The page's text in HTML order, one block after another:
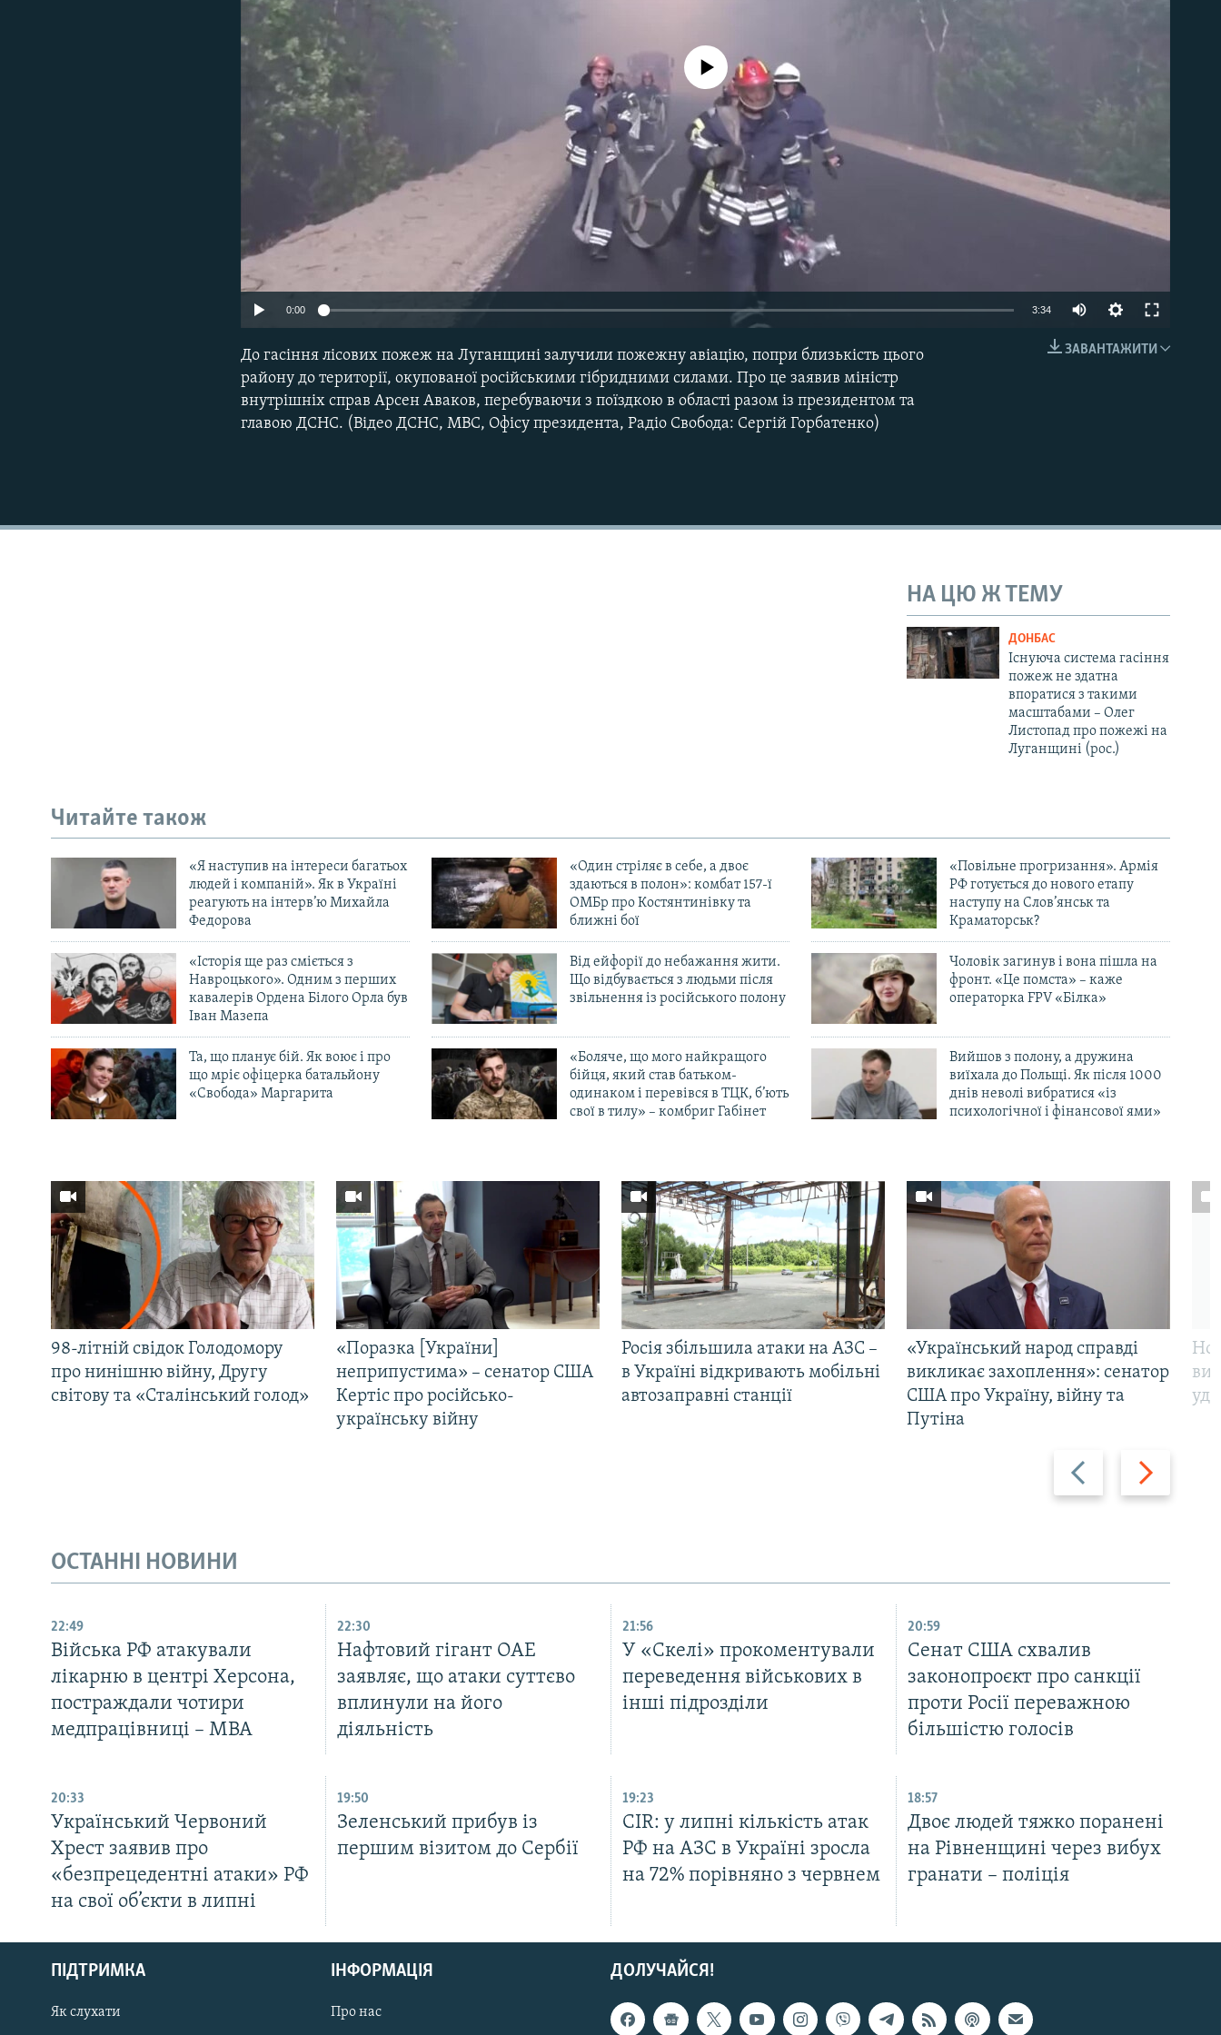
РУС
No media source currently available
0:00 3:34
ЗАВАНТАЖИТИ
До гасіння лісових пожеж на Луганщині залучили пожежну авіацію, попри близькість цього
району до території, окупованої російськими гібридними силами. Про це заявив міністр
внутрішніх справ Арсен Аваков, перебуваючи з поїздкою в області разом із президентом та
главою ДСНС. (Відео ДСНС, МВС, Офісу президента, Радіо Свобода: Сергій Горбатенко)
НА ЦЮ Ж ТЕМУ
ДОНБАС
Існуюча система гасіння
пожеж не здатна
впоратися з такими
масштабами – Олег
Листопад про пожежі на
Луганщині (рос.)
Читайте також
«Я наступив на інтереси багатьох
людей і компаній». Як в Україні
реагують на інтерв’ю Михайла
Федорова
«Один стріляє в себе, а двоє
здаються в полон»: комбат 157-ї
ОМБр про Костянтинівку та
ближні бої
«Повільне прогризання». Армія
РФ готується до нового етапу
наступу на Слов’янськ та
Краматорськ?
«Історія ще раз сміється з
Навроцького». Одним з перших
кавалерів Ордена Білого Орла був
Іван Мазепа
Від ейфорії до небажання жити.
Що відбувається з людьми після
звільнення із російського полону
Чоловік загинув і вона пішла на
фронт. «Це помста» – каже
операторка FPV «Білка»
Та, що планує бій. Як воює і про
що мріє офіцерка батальйону
«Свобода» Маргарита
«Боляче, що мого найкращого
бійця, який став батьком-
одинаком і перевівся в ТЦК, б’ють
свої в тилу» – комбриг Габінет
Вийшов з полону, а дружина
виїхала до Польщі. Як після 1000
днів неволі вибратися «із
психологічної і фінансової ями»
Назад Вперед
98-літній свідок Голодомору
про нинішню війну, Другу
світову та «Сталінський голод»
«Поразка [України]
неприпустима» – сенатор США
Кертіс про російсько-
українську війну
Росія збільшила атаки на АЗС –
в Україні відкривають мобільні
автозаправні станції
«Український народ справді
викликає захоплення»: сенатор
США про Україну, війну та
Путіна
ОСТАННІ НОВИНИ
22:49
Війська РФ атакували
лікарню в центрі Херсона,
постраждали чотири
медпрацівниці – МВА
22:30
Нафтовий гігант ОАЕ
заявляє, що атаки суттєво
вплинули на його
діяльність
21:56
У «Скелі» прокоментували
переведення військових в
інші підрозділи
20:59
Cенат США схвалив
законопроєкт про санкції
проти Росії переважною
більшістю голосів
20:33
Український Червоний
Хрест заявив про
«безпрецедентні атаки» РФ
на свої об’єкти в липні
19:50
Зеленський прибув із
першим візитом до Сербії
19:23
CIR: у липні кількість атак
РФ на АЗС в Україні зросла
на 72% порівняно з червнем
18:57
Двоє людей тяжко поранені
на Рівненщині через вибух
гранати – поліція
ДОЛУЧАЙСЯ!
ПІДТРИМКА
Як слухати
ІНФОРМАЦІЯ
Про нас